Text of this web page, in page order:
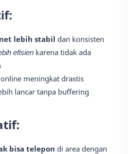
lebih stabil dan konsisten
efisien karena tidak ada
meningkat drastis
lancar tanpa buffering
bisa telepon di area dengan